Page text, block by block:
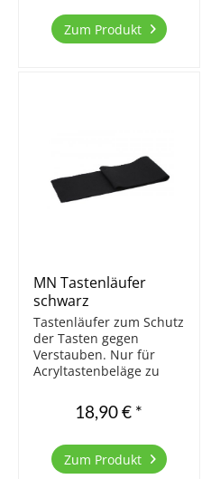
vergilben. Einfache
Qualität. Größe 123,5 x
Zum Produkt
MN Tastenläufer
schwarz
Tastenläufer zum Schutz
der Tasten gegen
Verstauben. Nur für
Acryltastenbeläge zu
Elfenbein nicht
geeignet, da die Tasten
vergilben. Einfache
Qualität. Größe 123,5 x
18,90 € *
Zum Produkt